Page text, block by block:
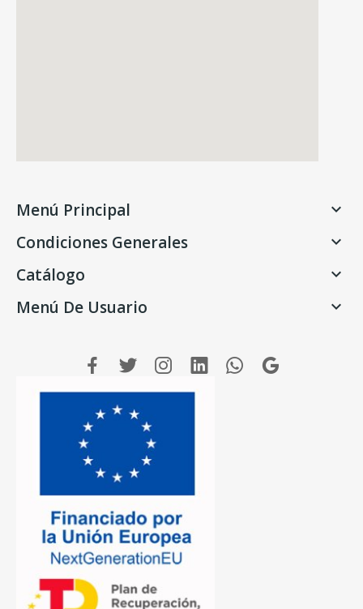
Menú Principal 
Condiciones Generales 
Catálogo 
Menú De Usuario 